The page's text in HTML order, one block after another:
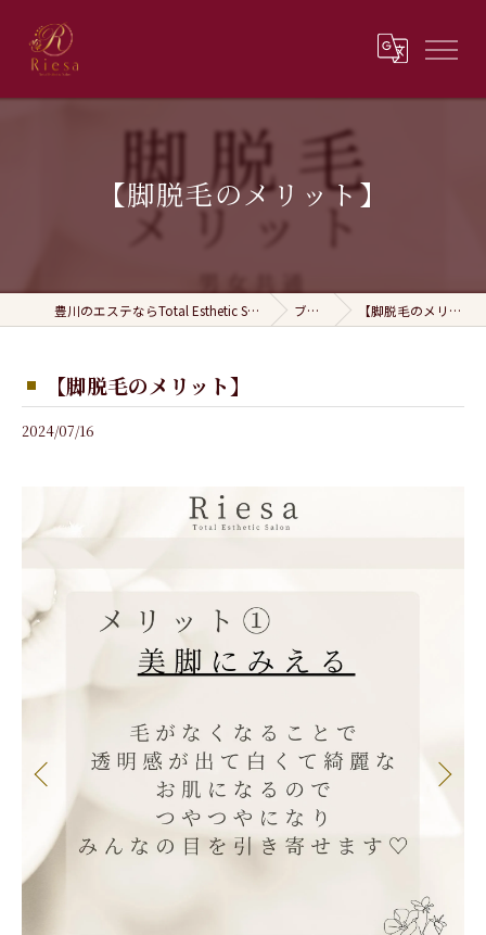
【脚脱毛のメリット】
豊川のエステならTotal Esthetic Salon Riesa ブログ 【脚脱毛のメリット】
【脚脱毛のメリット】
2024/07/16